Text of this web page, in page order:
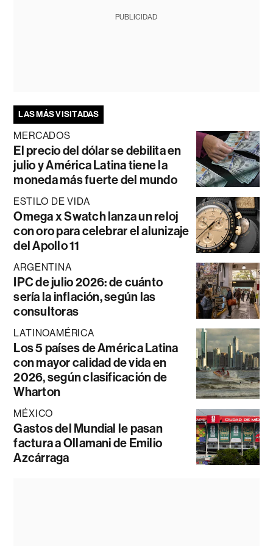
PUBLICIDAD
LAS MÁS VISITADAS
MERCADOS
El precio del dólar se debilita en
julio y América Latina tiene la
moneda más fuerte del mundo
ESTILO DE VIDA
Omega x Swatch lanza un reloj
con oro para celebrar el alunizaje
del Apollo 11
ARGENTINA
IPC de julio 2026: de cuánto
sería la inflación, según las
consultoras
LATINOAMÉRICA
Los 5 países de América Latina
con mayor calidad de vida en
2026, según clasificación de
Wharton
MÉXICO
Gastos del Mundial le pasan
factura a Ollamani de Emilio
Azcárraga